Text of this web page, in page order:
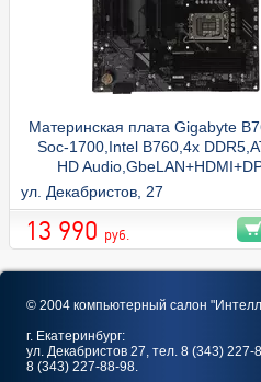
Материнская плата Gigabyte
Soс-1700,Intel B760,4x
HD
ул. Декабристов, 27
13 990 руб.
© 2004 компьютерный салон
г. Екатеринбург:
ул. Декабристов 27, тел. 8 (343) 227-
8 (343) 227-88-98.